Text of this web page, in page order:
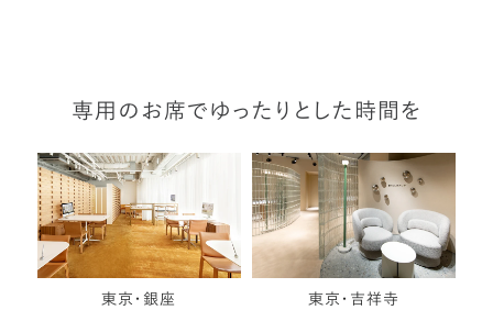
専用のお席でゆったりとした時間を
東京・銀座 東京・吉祥寺